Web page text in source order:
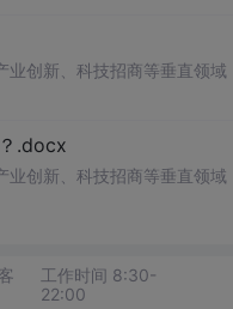
创新、科技招商等垂直领域
.docx
创新、科技招商等垂直领域
工作时间 8:30-
22:00